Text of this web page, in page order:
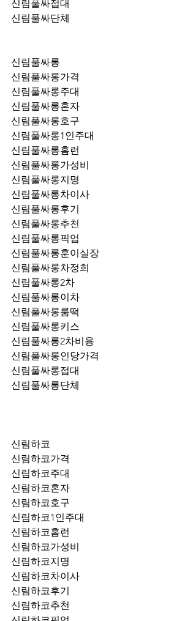
신림풀싸접대
신림풀싸단체
신림풀싸롱
신림풀싸롱가격
신림풀싸롱주대
신림풀싸롱혼자
신림풀싸롱호구
신림풀싸롱1인주대
신림풀싸롱홈런
신림풀싸롱가성비
신림풀싸롱지명
신림풀싸롱차이사
신림풀싸롱후기
신림풀싸롱추천
신림풀싸롱훈이실장
신림풀싸롱차정희
신림풀싸롱2차
신림풀싸롱이차
신림풀싸롱룸떡
신림풀싸롱키스
신림풀싸롱2차비용
신림풀싸롱인당가격
신림풀싸롱접대
신림풀싸롱단체
신림하코
신림하코가격
신림하코주대
신림하코혼자
신림하코호구
신림하코1인주대
신림하코홈런
신림하코가성비
신림하코지명
신림하코차이사
신림하코후기
신림하코추천